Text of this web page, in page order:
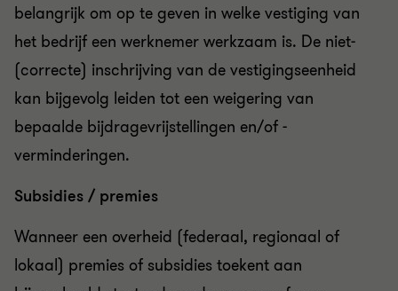
belangrijk om op te geven in welke vestiging van
het bedrijf een werknemer werkzaam is. De niet-
(correcte) inschrijving van de vestigingseenheid
kan bijgevolg leiden tot een weigering van
bepaalde bijdragevrijstellingen en/of -
verminderingen.
Subsidies / premies
Wanneer een overheid (federaal, regionaal of
lokaal) premies of subsidies toekent aan